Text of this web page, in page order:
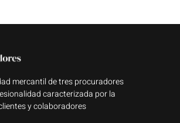
mercantil de tres procuradores
caracterizada por la
y colaboradores